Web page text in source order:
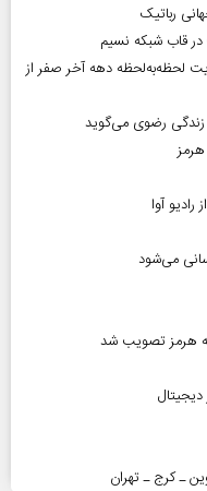
رباتیک
قاب شبکه نسیم
لحظه‌به‌لحظه دهه آخر صفر از
زندگی رضوی می‌گوید
آوا
می‌شود
هرمز تصویب شد
دیجیتال
ـ کرج ـ تهران